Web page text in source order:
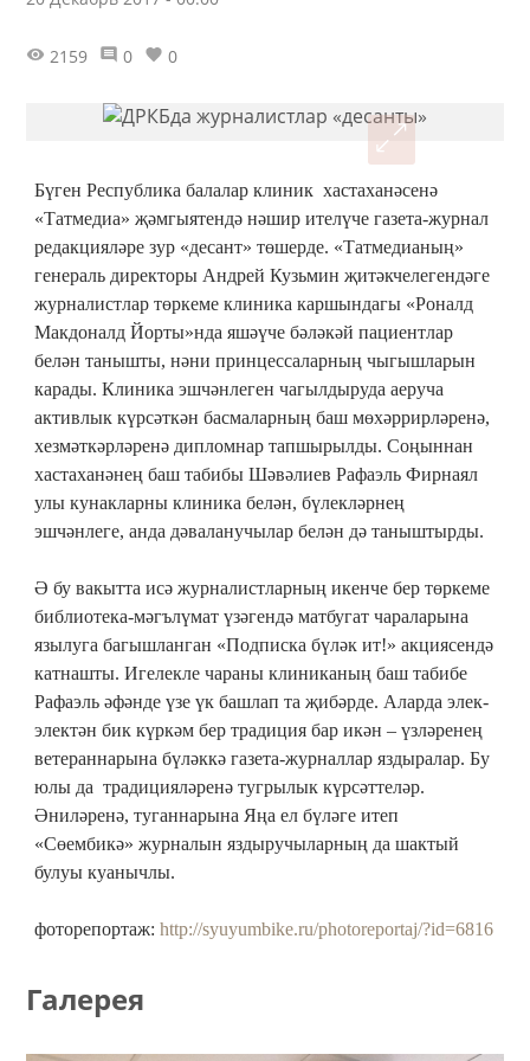
2159 0 0
Бүген Республика балалар клиник хастаханәсенә
«Татмедиа» җәмгыятендә нәшир ителүче газета-журнал
редакцияләре зур «десант» төшерде. «Татмедианың»
генераль директоры Андрей Кузьмин җитәкчелегендәге
журналистлар төркеме клиника каршындагы «Роналд
Макдоналд Йорты»нда яшәүче бәләкәй пациентлар
белән танышты, нәни принцессаларның чыгышларын
карады. Клиника эшчәнлеген чагылдыруда аеруча
активлык күрсәткән басмаларның баш мөхәррирләренә,
хезмәткәрләренә дипломнар тапшырылды. Соңыннан
хастаханәнең баш табибы Шәвәлиев Рафаэль Фирнаял
улы кунакларны клиника белән, бүлекләрнең
эшчәнлеге, анда дәваланучылар белән дә таныштырды.
Ә бу вакытта исә журналистларның икенче бер төркеме
библиотека-мәгълүмат үзәгендә матбугат чараларына
язылуга багышланган «Подписка бүләк ит!» акциясендә
катнашты. Игелекле чараны клиниканың баш табибе
Рафаэль әфәнде үзе үк башлап та җибәрде. Аларда элек-
электән бик күркәм бер традиция бар икән – үзләренең
ветераннарына бүләккә газета-журналлар яздыралар. Бу
юлы да традицияләренә тугрылык күрсәттеләр.
Әниләренә, туганнарына Яңа ел бүләге итеп
«Сөембикә» журналын яздыручыларның да шактый
булуы куанычлы.
фоторепортаж: http://syuyumbike.ru/photoreportaj/?id=6816
Галерея